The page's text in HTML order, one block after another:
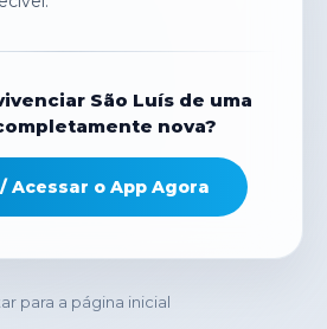
São Luís de uma
nova?
Acessar o App Agora
para a página inicial